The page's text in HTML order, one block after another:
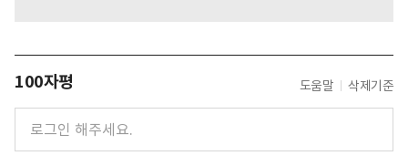
100자평 도움말 삭제기준